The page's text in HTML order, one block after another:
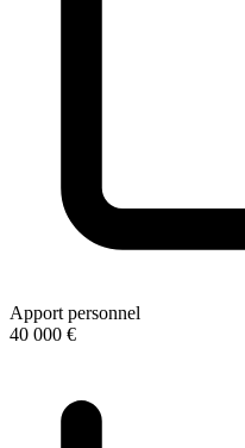
Apport personnel
40 000 €